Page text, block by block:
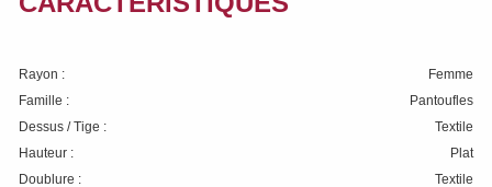
Rayon :
Femme
Famille :
Pantoufles
Dessus / Tige :
Textile
Hauteur :
Plat
Doublure :
Textile